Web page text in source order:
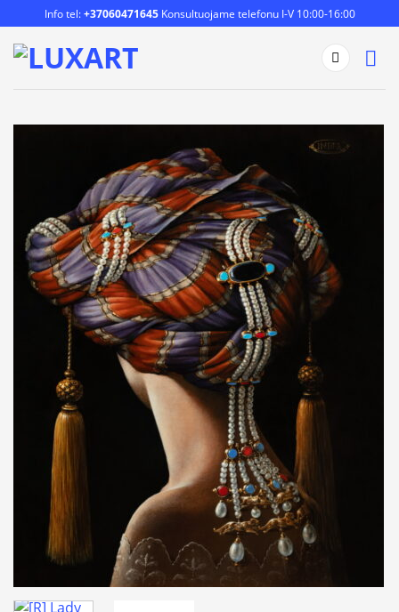
to
content
Info tel:+37060471645Konsultuojame telefonu I-V 10:00-16:00